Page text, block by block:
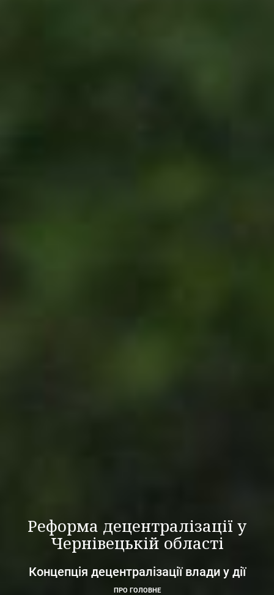
Реформа децентралізації у
Чернівецькій області
Концепція децентралізації влади у дії
ПРО ГОЛОВНЕ